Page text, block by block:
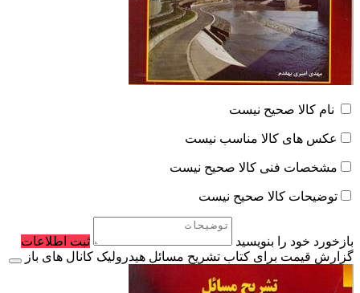
نام کالا صحیح نیست
عکس های کالا مناسب نیست
مشخصات فنی کالا صحیح نیست
توضیحات کالا صحیح نیست
بازخورد خود را بنویسید
ثبت اطلاعات
گزارش قیمت برای کتاب تشریح مسائل هیدرولیک کانال های باز